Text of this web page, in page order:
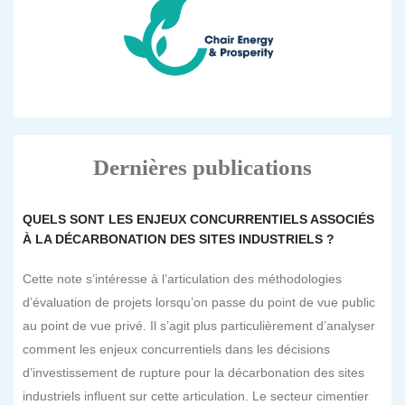
Dernières publications
QUELS SONT LES ENJEUX CONCURRENTIELS ASSOCIÉS
À LA DÉCARBONATION DES SITES INDUSTRIELS ?
Cette note s’intéresse à l’articulation des méthodologies
d’évaluation de projets lorsqu’on passe du point de vue public
au point de vue privé. Il s’agit plus particulièrement d’analyser
comment les enjeux concurrentiels dans les décisions
d’investissement de rupture pour la décarbonation des sites
industriels influent sur cette articulation. Le secteur cimentier